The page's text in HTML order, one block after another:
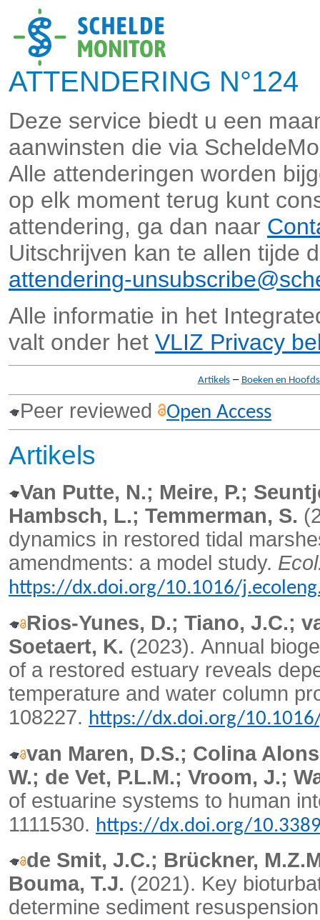
ATTENDERING
Deze service biedt u een
aanwinsten die via
Alle attenderingen worden
op elk moment terug kunt
attendering, ga dan naar
Uitschrijven kan te allen tijde
attendering-
Alle informatie in het
valt onder het VLIZ Privacy
Artikels– Boeken en
Peer reviewed Open Access
Artikels
Van Putte, N.; Meire, P.;
Hambsch, L.; Temmerman, S.
dynamics in restored tidal
amendments: a model study.
https://dx.doi.org/10.1016/
Rios-Yunes, D.; Tiano, J.C.;
Soetaert, K. (2023). Annual
of a restored estuary reveals
temperature and water column
108227. https://dx.doi.org/
van Maren, D.S.; Colina
W.; de Vet, P.L.M.; Vroom, J.;
of estuarine systems to human
1111530. https://dx.doi.org/
de Smit, J.C.; Brückner,
Bouma, T.J. (2021). Key
determine sediment